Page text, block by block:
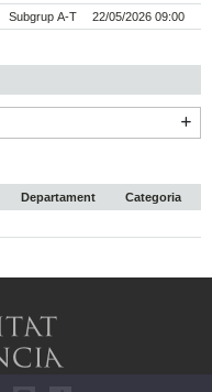
Subgrup A-T 22/05/2026 09:00
Departament
Categoria